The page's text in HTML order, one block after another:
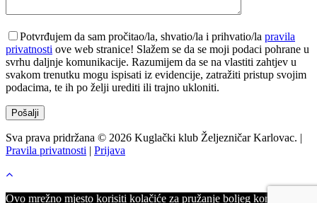
Potvrđujem da sam pročitao/la, shvatio/la i prihvatio/la pravila
privatnosti ove web stranice! Slažem se da se moji podaci pohrane u
svrhu daljnje komunikacije. Razumijem da se na vlastiti zahtjev u
svakom trenutku mogu ispisati iz evidencije, zatražiti pristup svojim
podacima, te ih po želji urediti ili trajno ukloniti.
Sva prava pridržana © 2026 Kuglački klub Željezničar Karlovac. |
Pravila privatnosti | Prijava
Ovo mrežno mjesto korisiti kolačiće za pružanje boljeg korisničkog